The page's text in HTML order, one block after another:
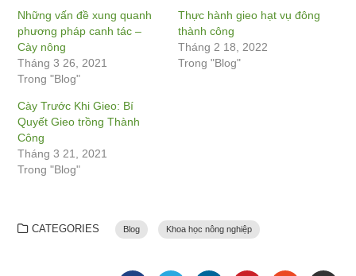
Những vấn đề xung quanh
phương pháp canh tác –
Cày nông
Tháng 3 26, 2021
Trong "Blog"
Thực hành gieo hạt vụ đông
thành công
Tháng 2 18, 2022
Trong "Blog"
Cày Trước Khi Gieo: Bí
Quyết Gieo trồng Thành
Công
Tháng 3 21, 2021
Trong "Blog"
CATEGORIES Blog Khoa học nông nghiệp